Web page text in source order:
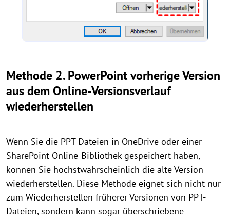
Methode 2. PowerPoint vorherige Version
aus dem Online-Versionsverlauf
wiederherstellen
Wenn Sie die PPT-Dateien in OneDrive oder einer
SharePoint Online-Bibliothek gespeichert haben,
können Sie höchstwahrscheinlich die alte Version
wiederherstellen. Diese Methode eignet sich nicht nur
zum Wiederherstellen früherer Versionen von PPT-
Dateien, sondern kann sogar überschriebene